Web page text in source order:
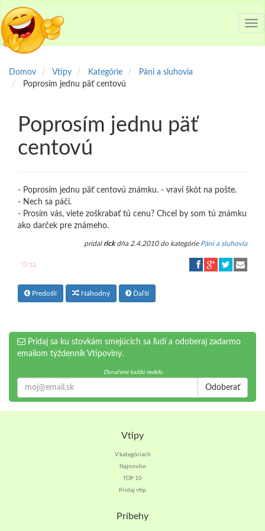
Domov Vtipy Kategórie
Páni a sluhovia
Poprosím jednu päť centovú
Poprosím jednu päť
centovú
- Poprosím jednu päť centovú známku. - vraví škót na pošte.
- Nech sa páči.
- Prosím vás, viete zoškrabať tú cenu? Chcel by som tú známku
ako darček pre známeho.
pridal rickdňa 2.4.2010 do kategórie Páni a sluhovia
12
Predošlí Náhodný Ďaľší
Pridaj sa ku stovkám smejúcich sa ľudí a odoberaj zadarmo
emailom týždenník Vtipoviny.
Doručené každú nedeľu
Odoberať
Vtipy
V kategóriach
Najnovšie
TOP 10
Pridaj vtip
Príbehy